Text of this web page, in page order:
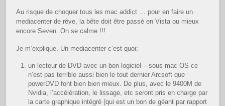
Au risque de choquer tous les mac addict … pour en faire un
mediacenter de rêve, la bête doit être passé en Vista ou mieux
encore Seven. On se calme !!!
Je m’explique. Un mediacenter c’est quoi:
un lecteur de DVD avec un bon logiciel – sous mac OS ce
n’est pas terrible aussi bien le tout dernier Arcsoft que
powerDVD font bien bien mieux. De plus, avec le 9400M de
Nvidia, l’accélération, le lissage, etc seront pris en charge par
la carte graphique intégré (qui est un bon de géant par rapport